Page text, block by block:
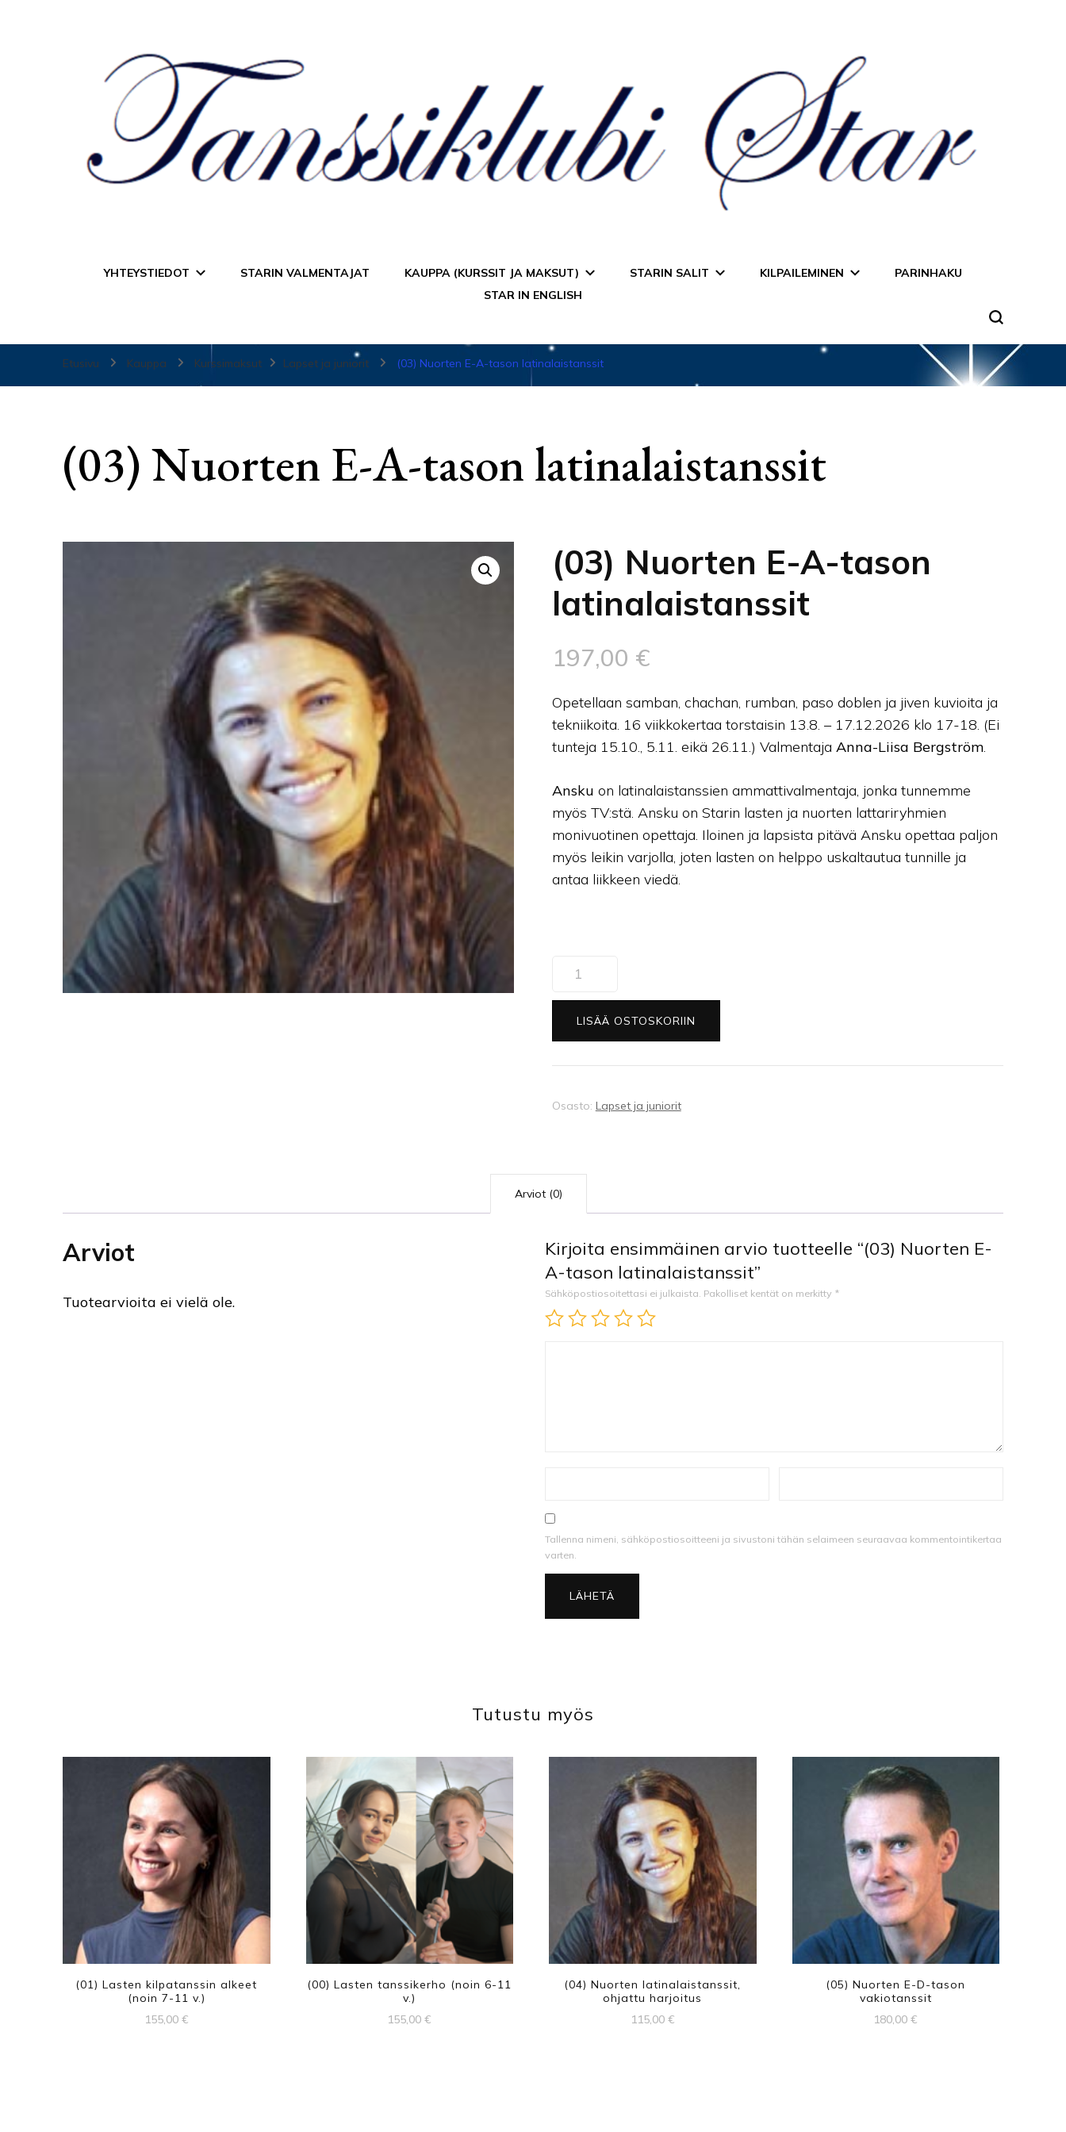
YHTEYSTIEDOT STARIN VALMENTAJAT KAUPPA (KURSSIT JA MAKSUT) STARIN SALIT KILPAILEMINEN
PARINHAKU
STAR IN ENGLISH
Etusivu Kauppa Kurssimaksut Lapset ja juniorit (03) Nuorten E-A-tason latinalaistanssit
(03) Nuorten E-A-tason latinalaistanssit
(03) Nuorten E-A-tason
latinalaistanssit
197,00 €
Opetellaan samban, chachan, rumban, paso doblen ja jiven kuvioita ja
tekniikoita. 16 viikkokertaa torstaisin 13.8. – 17.12.2026 klo 17-18. (Ei
tunteja 15.10., 5.11. eikä 26.11.) Valmentaja Anna-Liisa Bergström.
Ansku on latinalaistanssien ammattivalmentaja, jonka tunnemme
myös TV:stä. Ansku on Starin lasten ja nuorten lattariryhmien
monivuotinen opettaja. Iloinen ja lapsista pitävä Ansku opettaa paljon
myös leikin varjolla, joten lasten on helppo uskaltautua tunnille ja
antaa liikkeen viedä.
(03)
määrä
LISÄÄ OSTOSKORIIN
Osasto: Lapset ja juniorit
Arviot (0)
Arviot
Tuotearvioita ei vielä ole.
Kirjoita ensimmäinen arvio tuotteelle “(03) Nuorten E-
A-tason latinalaistanssit”
Sähköpostiosoitettasi ei julkaista. Pakolliset kentät on merkitty *
Tallenna nimeni, sähköpostiosoitteeni ja sivustoni tähän selaimeen seuraavaa kommentointikertaa
varten.
Tutustu myös
(01) Lasten kilpatanssin alkeet
(noin 7-11 v.)
155,00 €
(00) Lasten tanssikerho (noin 6-11
v.)
155,00€
(04) Nuorten latinalaistanssit,
ohjattu harjoitus
115,00 €
(05) Nuorten E-D-tason
vakiotanssit
180,00€